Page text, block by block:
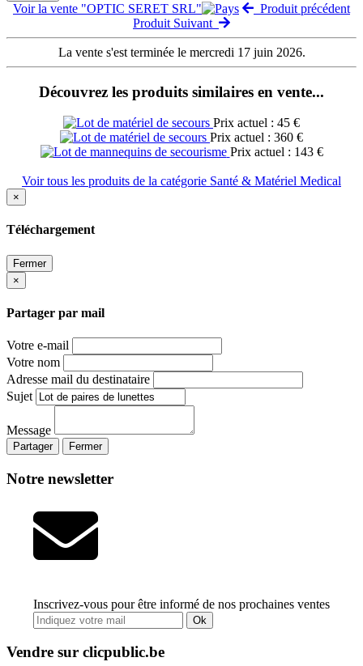
Voir la vente "OPTIC SERET SRL"
Produit précédent
Produit Suivant
La vente s'est terminée le mercredi 17 juin 2026.
Découvrez les produits similaires en vente...
Prix actuel : 45 €
Prix actuel : 360 €
Prix actuel : 143 €
Voir tous les produits de la catégorie Santé & Matériel Medical
×
Téléchargement
Fermer
×
Partager par mail
Votre e-mail
Votre nom
Adresse mail du destinataire
Sujet
Message
Partager Fermer
Notre newsletter
Inscrivez-vous pour être informé de nos prochaines ventes
Ok
Vendre sur clicpublic.be